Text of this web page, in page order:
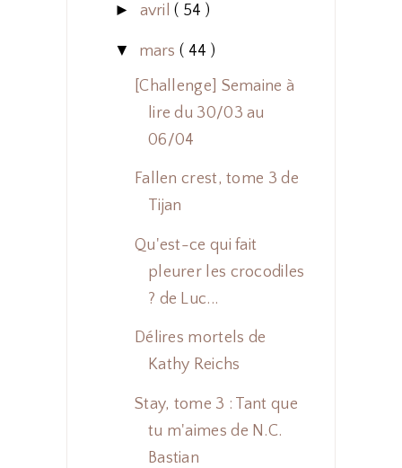
► avril( 54 )
▼ mars( 44 )
[Challenge] Semaine à
lire du 30/03 au
06/04
Fallen crest, tome 3 de
Tijan
Qu'est-ce qui fait
pleurer les crocodiles
? de Luc...
Délires mortels de
Kathy Reichs
Stay, tome 3 : Tant que
tu m'aimes de N.C.
Bastian